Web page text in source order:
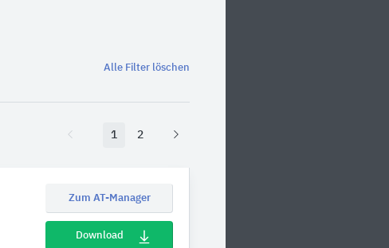
Alle Filter löschen
1 2
Zum AT-Manager
Download